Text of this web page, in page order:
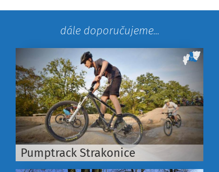
dále doporučujeme...
Pumptrack Strakonice